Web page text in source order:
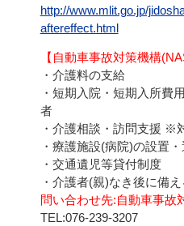
http://www.mlit.go.jp/
aftereffect.html
【自動車事故対策機構
・介護料の支給
・短期入院・短期入所費
者
・介護相談・訪問支援 ※
・療護施設(病院)の設置
・交通遺児等貸付制度
・介護者(親)なき後に備
問い合わせ先:自動車事故
TEL:076-239-3207